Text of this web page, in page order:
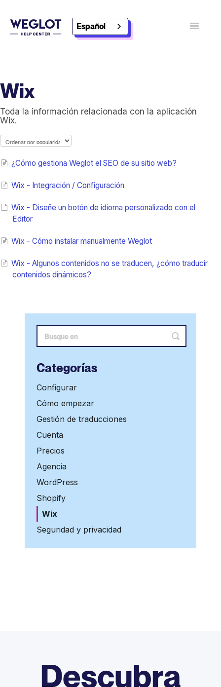
Español
Alternar
Wix
Toda la información relacionada con la aplicación
Wix.
¿Cómo gestiona Weglot el SEO de su sitio web?
Wix - Integración / Configuración
Wix - Diseñe un botón de idioma personalizado con el
Editor
Wix - Cómo instalar manualmente Weglot
Wix - Algunos contenidos no se traducen, ¿cómo traducir
contenidos dinámicos?
Categorías
Configurar
Cómo empezar
Gestión de traducciones
Cuenta
Precios
Agencia
WordPress
Shopify
Wix
Seguridad y privacidad
Descubra